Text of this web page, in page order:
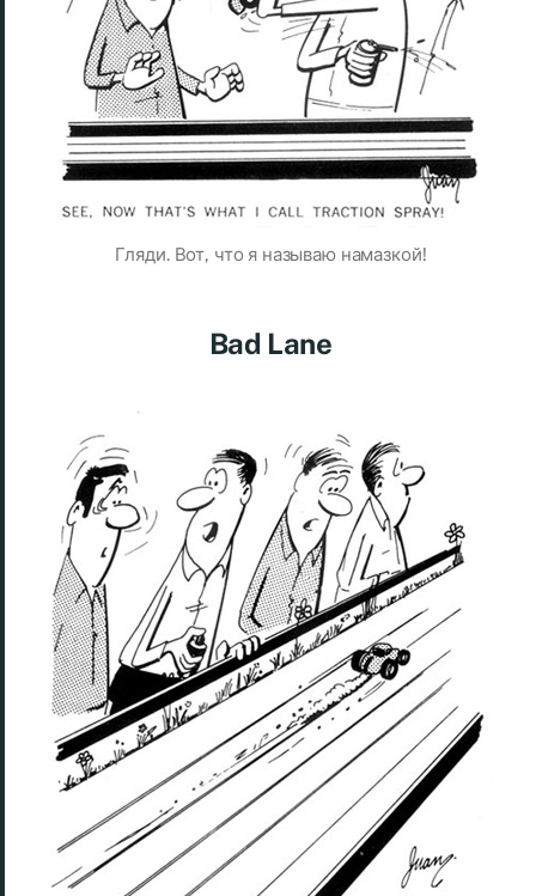
Гляди. Вот, что я называю намазкой!
Bad Lane